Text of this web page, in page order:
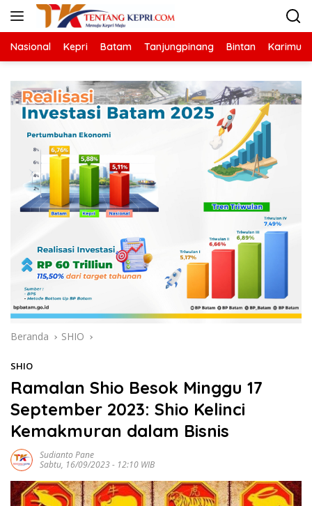
Langsung
Nasional Kepri Batam Tanjungpinang Bintan Karimun
Beranda SHIO
SHIO
Ramalan Shio Besok Minggu 17
September 2023: Shio Kelinci
Kemakmuran dalam Bisnis
Sudianto Pane
Sabtu, 16/09/2023 - 12:10 WIB